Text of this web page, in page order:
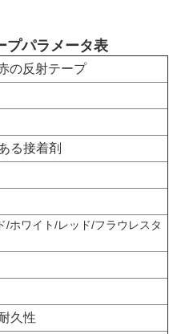
プパラメータ表
の反射テープ
る接着剤
/ホワイト/レッド/フラウレスタ
久性